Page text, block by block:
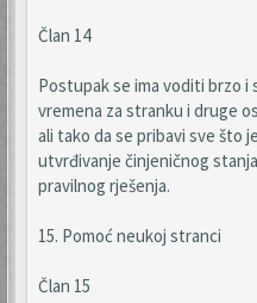
Član 14
Postupak se ima voditi brzo i
vremena za stranku i druge
ali tako da se pribavi sve što
utvrđivanje činjeničnog
pravilnog rješenja.
15. Pomoć neukoj stranci
Član 15